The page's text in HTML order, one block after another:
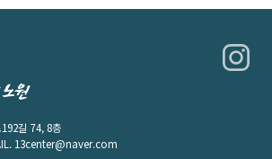
길 74, 8층
13center@naver.com